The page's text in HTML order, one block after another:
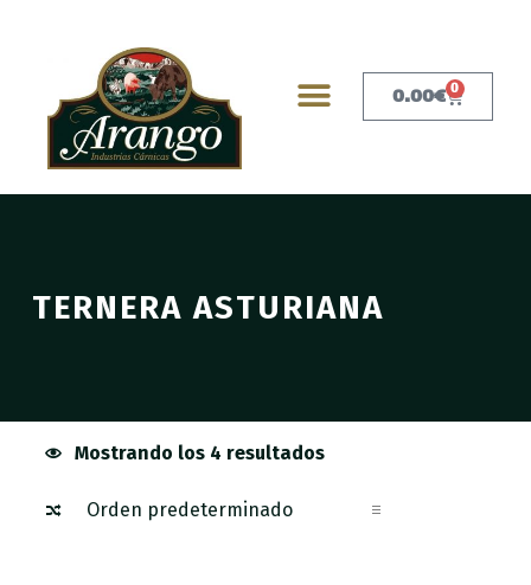
0.00€ 0
TERNERA ASTURIANA
Mostrando los 4 resultados